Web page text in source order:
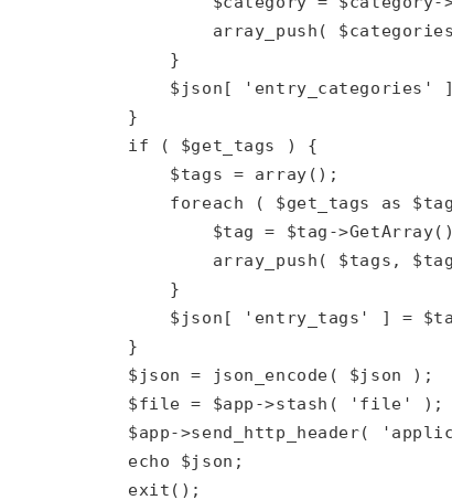
array_push(
                }
$json[ 'entry_categories'
            }
            if ( $get_tags ) {
                $tags = array();
foreach ( $get_tags as
$tag = $tag-
array_push( $tags,
                }
$json[ 'entry_tags' ] =
            }
            $json = json_encode( $json );
            $file = $app->stash( 'file' );
$app->send_http_header(
            echo $json;
            exit();